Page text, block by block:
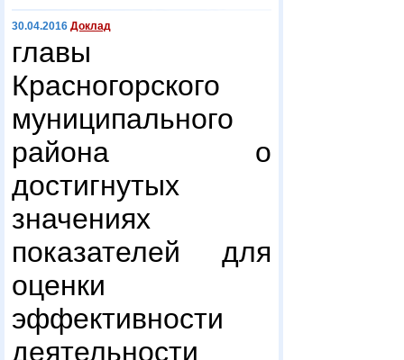
30.04.2016 Доклад
главы
Красногорского
муниципального
района о
достигнутых
значениях
показателей для
оценки
эффективности
деятельности